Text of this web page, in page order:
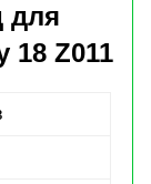
для
18 Z011